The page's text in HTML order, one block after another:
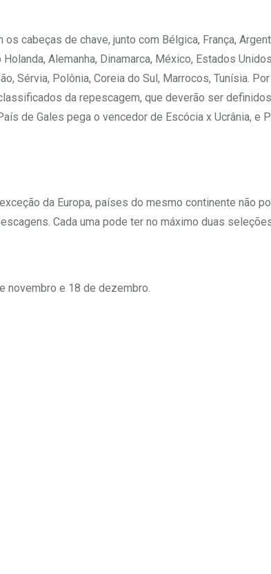
cabeças de chave, junto com Bélgica, França,
Alemanha, Dinamarca, México, Estados
Sérvia, Polônia, Coreia do Sul, Marrocos, Tunísia.
da repescagem, que deverão ser
de Gales pega o vencedor de Escócia x Ucrânia, e
da Europa, países do mesmo continente não
Cada uma pode ter no máximo duas
novembro e 18 de dezembro.